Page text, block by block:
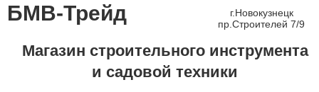
БМВ-Трейд
г.Новокузнецк
пр.Строителей 7/9
Магазин строительного инструмента
и садовой техники